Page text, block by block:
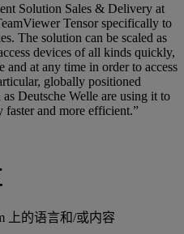
Solution Sales & Delivery at
Tensor specifically to
The solution can be scaled as
devices of all kinds quickly,
at any time in order to access
globally positioned
Deutsche Welle are using it to
and more efficient.”
上的语言和/或内容